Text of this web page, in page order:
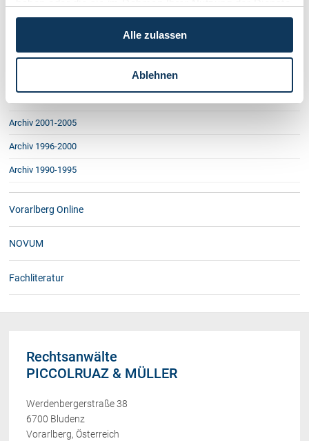
gesammelt haben.
Alle zulassen
Ablehnen
Amtshaftung bei Arbeitsüberlastung
Grundbuchsschutz für Pachtverträge
Allgemeine Geschäftsbedingungen
Archiv 2001-2005
Archiv 1996-2000
Archiv 1990-1995
Vorarlberg Online
NOVUM
Fachliteratur
Rechtsanwälte
PICCOLRUAZ & MÜLLER
Werdenbergerstraße 38
6700 Bludenz
Vorarlberg, Österreich